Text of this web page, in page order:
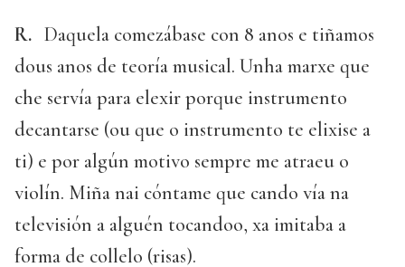
R. Daquela comezábase con 8 anos e tiñamos
dous anos de teoría musical. Unha marxe que
che servía para elexir porque instrumento
decantarse (ou que o instrumento te elixise a
ti) e por algún motivo sempre me atraeu o
violín. Miña nai cóntame que cando vía na
televisión a alguén tocandoo, xa imitaba a
forma de collelo (risas).